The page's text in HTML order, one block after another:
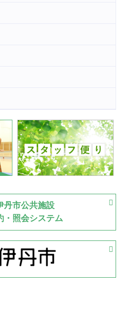
川運動広場
古池運動広場
大会が開催
ン競技の部
丹市公共施設
・照会システム